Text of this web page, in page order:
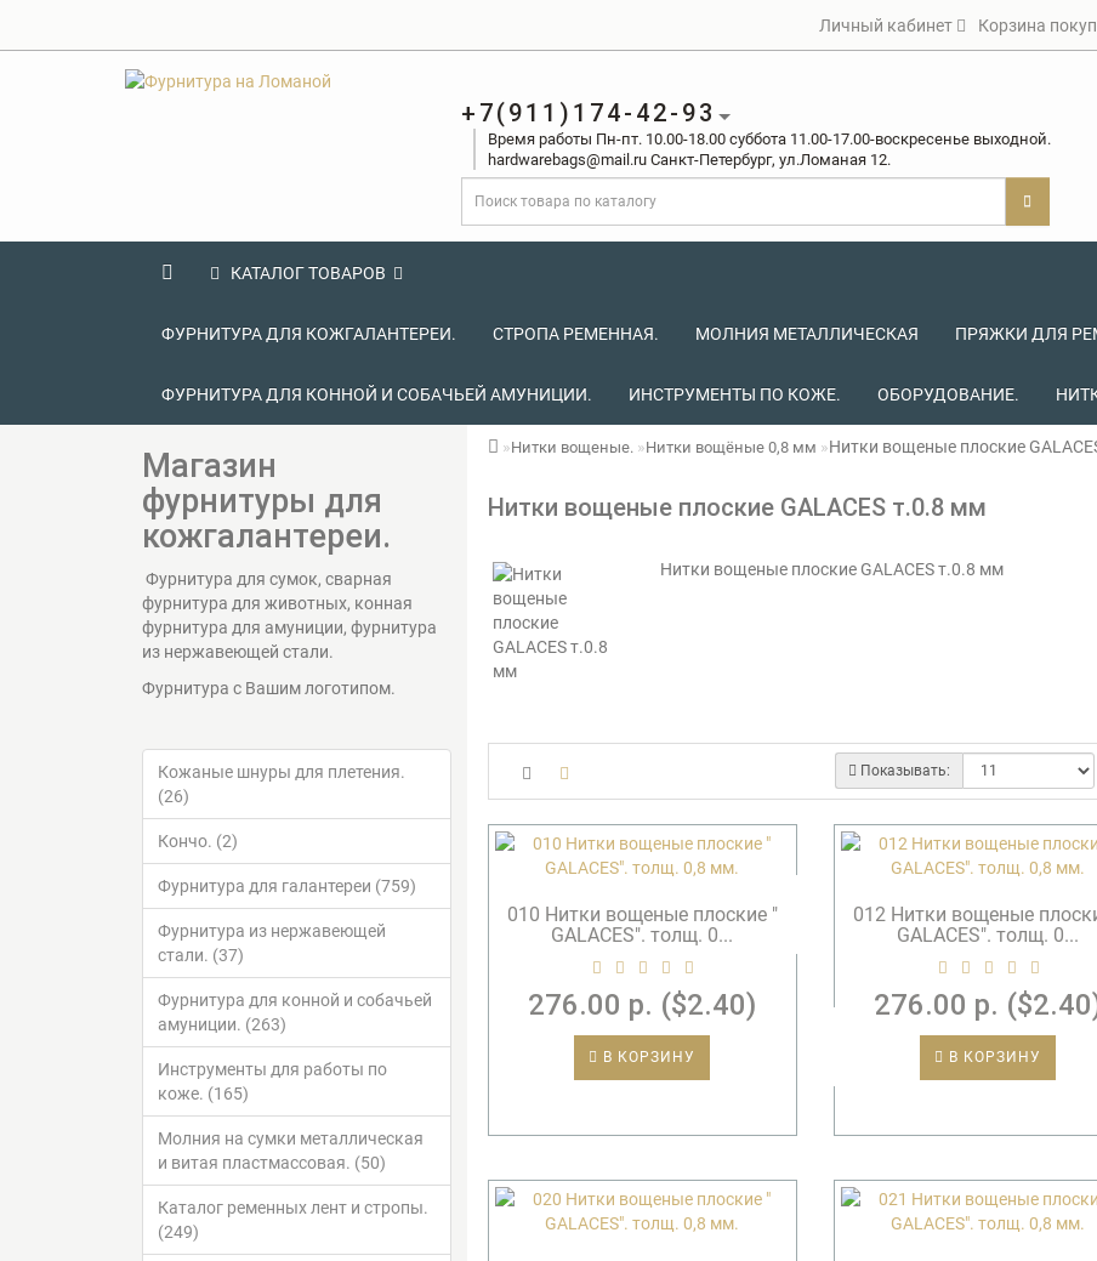
Личный кабинет Корзина
+7(911)174-42-93
Время работы Пн-пт. 10.00-18.00 cуббота 11.00-17.00-воcкреcенье выходной.
hardwarebags@mail.ru Санкт-Петербург, ул.Ломаная 12.
КАТАЛОГ ТОВАРОВ
ФУРНИТУРА ДЛЯ КОЖГАЛАНТЕРЕИ. СТРОПА РЕМЕННАЯ. МОЛНИЯ МЕТАЛЛИЧЕСКАЯ ПРЯЖКИ ДЛЯ
ФУРНИТУРА ДЛЯ КОННОЙ И СОБАЧЬЕЙ АМУНИЦИИ. ИНСТРУМЕНТЫ ПО КОЖЕ. ОБОРУДОВАНИЕ.
Магазин
фурнитуры для
кожгалантереи.
Фурнитура для сумок, сварная
фурнитура для животных, конная
фурнитура для амуниции, фурнитура
из нержавеющей стали.
Фурнитура с Вашим логотипом.
Кожаные шнуры для плетения.
(26)
Кончо. (2)
Фурнитура для галантереи (759)
Фурнитура из нержавеющей
стали. (37)
Фурнитура для конной и собачьей
амуниции. (263)
Инструменты для работы по
коже. (165)
Молния на сумки металлическая
и витая пластмассовая. (50)
Каталог ременных лент и стропы.
(249)
Нитки вощеные. Нитки вощёные 0,8 мм Нитки вощеные плоские
Нитки вощеные плоские GALACES т.0.8 мм
Нитки вощеные плоские GALACES т.0.8 мм
Показывать:
010 Нитки вощеные плоские "
GALACES". толщ. 0...
276.00 р. ($2.40)
В КОРЗИНУ
012 Нитки вощеные
GALACES". толщ. 0...
276.00 р.
В КОРЗИНУ